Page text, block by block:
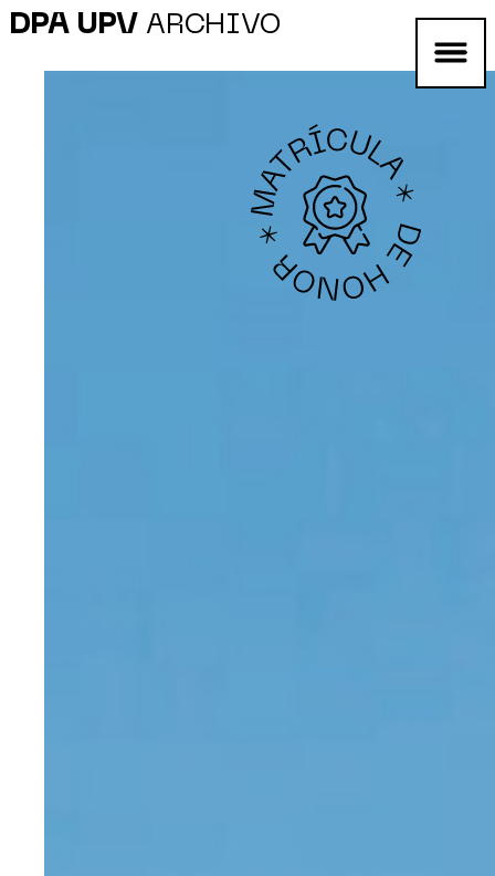
DPA UPV ARCHIVO